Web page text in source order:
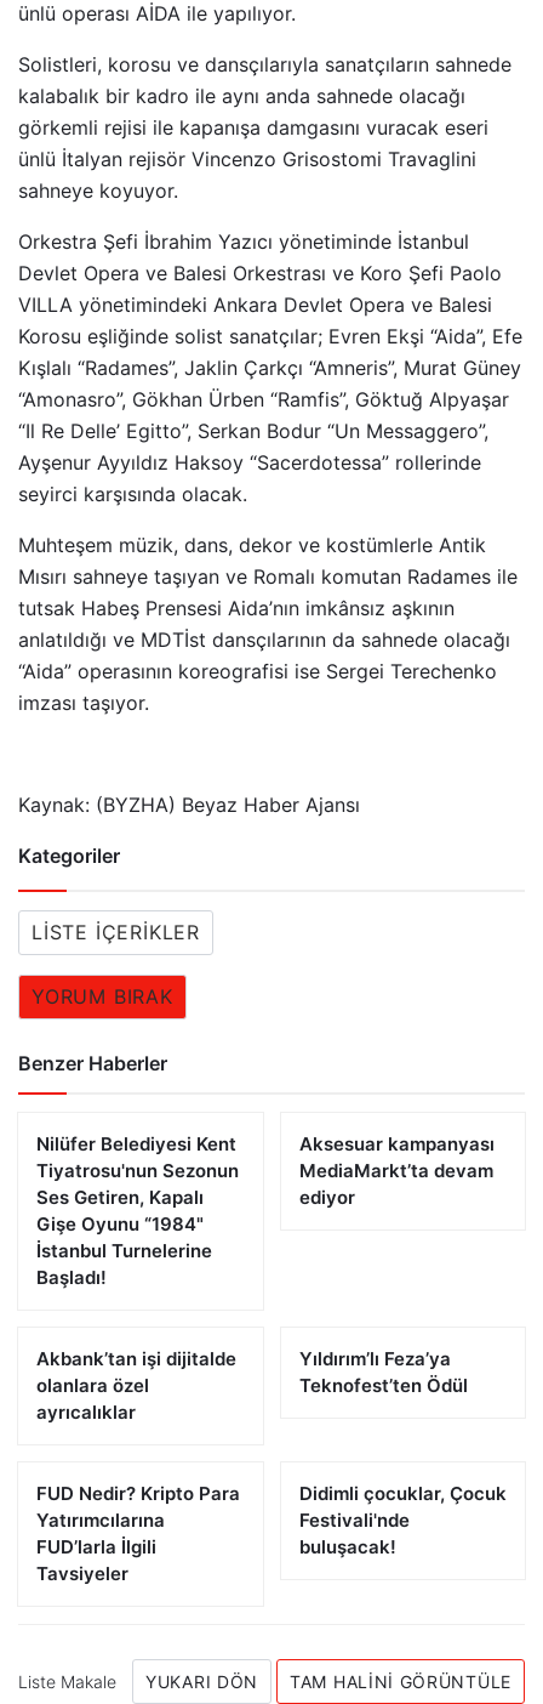
ünlü operası AİDA ile yapılıyor.
Solistleri, korosu ve dansçılarıyla sanatçıların sahnede
kalabalık bir kadro ile aynı anda sahnede olacağı
görkemli rejisi ile kapanışa damgasını vuracak eseri
ünlü İtalyan rejisör Vincenzo Grisostomi Travaglini
sahneye koyuyor.
Orkestra Şefi İbrahim Yazıcı yönetiminde İstanbul
Devlet Opera ve Balesi Orkestrası ve Koro Şefi Paolo
VILLA yönetimindeki Ankara Devlet Opera ve Balesi
Korosu eşliğinde solist sanatçılar; Evren Ekşi “Aida”, Efe
Kışlalı “Radames”, Jaklin Çarkçı “Amneris”, Murat Güney
“Amonasro”, Gökhan Ürben “Ramfis”, Göktuğ Alpyaşar
“Il Re Delle’ Egitto”, Serkan Bodur “Un Messaggero”,
Ayşenur Ayyıldız Haksoy “Sacerdotessa” rollerinde
seyirci karşısında olacak.
Muhteşem müzik, dans, dekor ve kostümlerle Antik
Mısırı sahneye taşıyan ve Romalı komutan Radames ile
tutsak Habeş Prensesi Aida’nın imkânsız aşkının
anlatıldığı ve MDTİst dansçılarının da sahnede olacağı
“Aida” operasının koreografisi ise Sergei Terechenko
imzası taşıyor.
Kaynak: (BYZHA) Beyaz Haber Ajansı
Kategoriler
LISTE İÇERIKLER
YORUM BIRAK
Benzer Haberler
Nilüfer Belediyesi Kent
Tiyatrosu'nun Sezonun
Ses Getiren, Kapalı
Gişe Oyunu “1984"
İstanbul Turnelerine
Başladı!
Aksesuar kampanyası
MediaMarkt’ta devam
ediyor
Akbank’tan işi dijitalde
olanlara özel
ayrıcalıklar
Yıldırım’lı Feza’ya
Teknofest’ten Ödül
FUD Nedir? Kripto Para
Yatırımcılarına
FUD’larla İlgili
Tavsiyeler
Didimli çocuklar, Çocuk
Festivali'nde
buluşacak!
Liste Makale YUKARI DÖN TAM HALINI GÖRÜNTÜLE